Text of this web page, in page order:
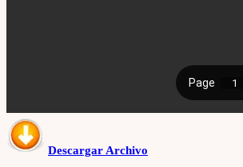
Descargar Archivo